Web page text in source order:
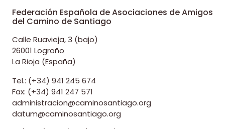
Federación Española de Asociaciones de Amigos
del Camino de Santiago
Calle Ruavieja, 3 (bajo)
26001 Logroño
La Rioja (España)
Tel.: (+34) 941 245 674
Fax: (+34) 941 247 571
administracion@caminosantiago.org
datum@caminosantiago.org